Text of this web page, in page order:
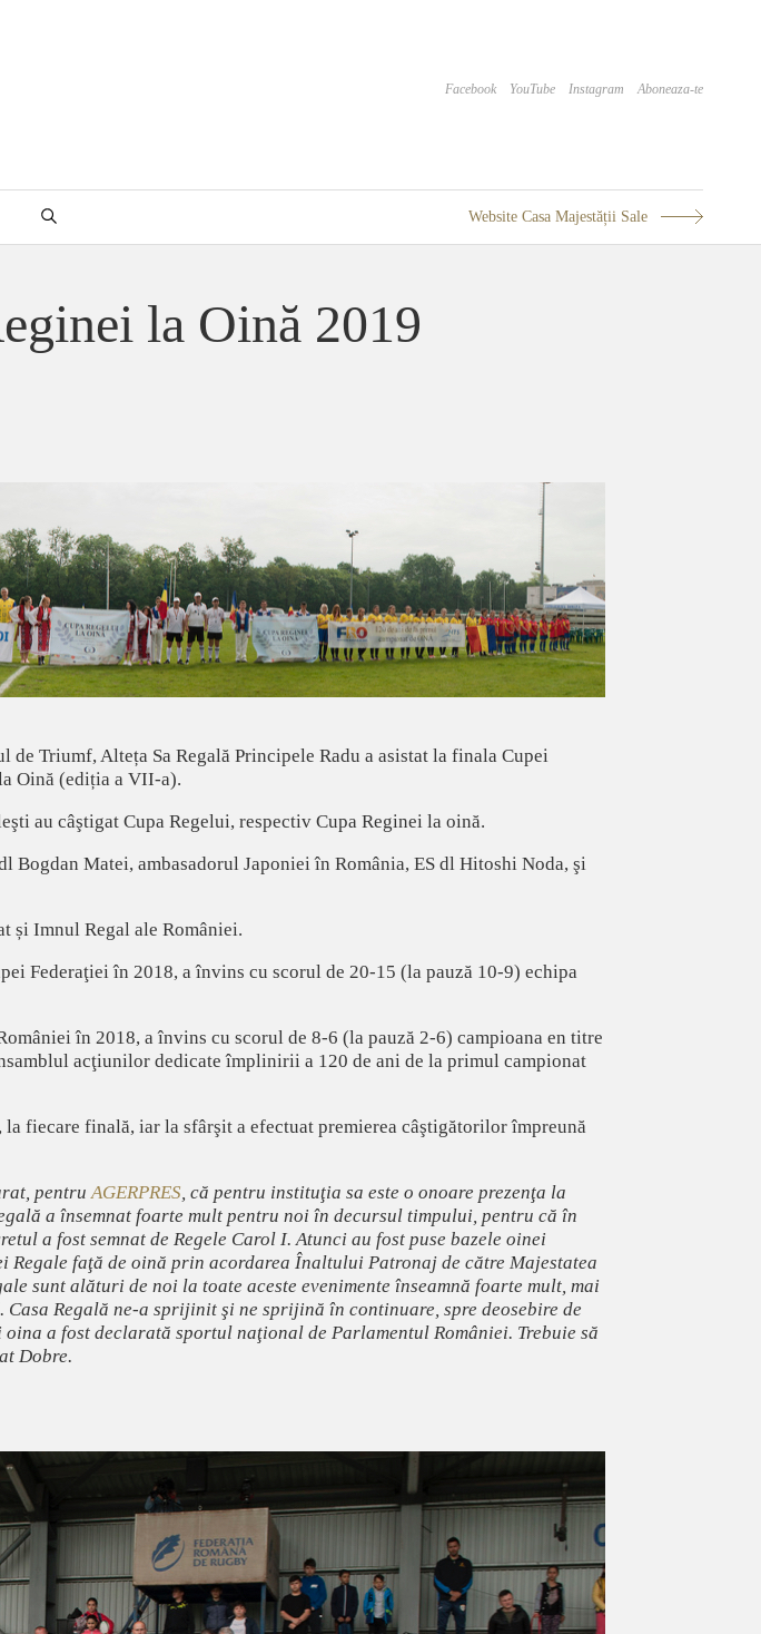
Facebook YouTube Instagram Aboneaza-te
Website Casa Majestății Sale
la Oină 2019
Triumf, Alteța Sa Regală Principele Radu a asistat la finala Cupei
Oină (ediția a VII-a).
au câştigat Cupa Regelui, respectiv Cupa Reginei la oină.
Matei, ambasadorul Japoniei în România, ES dl Hitoshi Noda, şi
și Imnul Regal ale României.
Federaţiei în 2018, a învins cu scorul de 20-15 (la pauză 10-9) echipa
în 2018, a învins cu scorul de 8-6 (la pauză 2-6) campioana en titre
acţiunilor dedicate împlinirii a 120 de ani de la primul campionat
fiecare finală, iar la sfârşit a efectuat premierea câştigătorilor împreună
pentruAGERPRES, că pentru instituţia sa este o onoare prezenţa la
a însemnat foarte mult pentru noi în decursul timpului, pentru că în
a fost semnat de Regele Carol I. Atunci au fost puse bazele oinei
Regale faţă de oină prin acordarea Înaltului Patronaj de către Majestatea
sunt alături de noi la toate aceste evenimente înseamnă foarte mult, mai
Regală ne-a sprijinit şi ne sprijină în continuare, spre deosebire de
a fost declarată sportul naţional de Parlamentul României. Trebuie să
Dobre.